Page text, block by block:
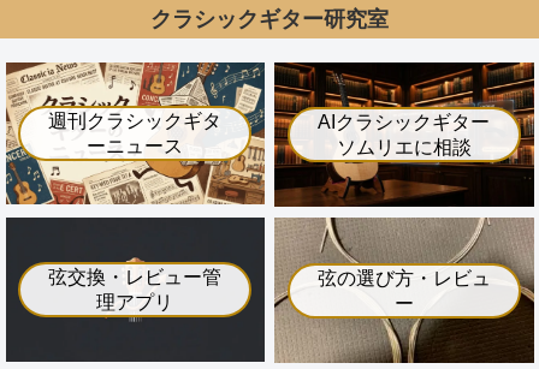
クラシックギター研究室
週刊クラシックギタ
ーニュース
AIクラシックギター
ソムリエに相談
弦交換・レビュー管
理アプリ
弦の選び方・レビュ
ー